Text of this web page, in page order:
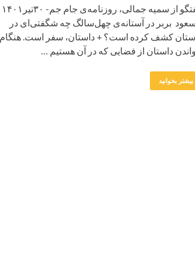
گفتگو از سمیه جمالی، روزنامه‌ی جام جم- ۳۰تیر۱۴۰۱
بربر در آستانه‌ی چهل‌سالگ چه شگفتی‌ای در
کشف کرده است؟ + داستان، سفر است. هنگام
داستان از فضایی که در آن هستیم …
بیشتر بخوانید